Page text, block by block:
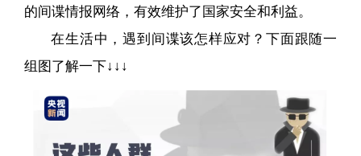
的间谍情报网络，有效维护了国家安全和利益。
在生活中，遇到间谍该怎样应对？下面跟随一
组图了解一下↓↓↓